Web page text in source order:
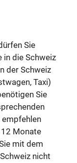
Sie
in die Schweiz
der Schweiz
Taxi)
Sie
empfehlen
Monate
mit dem
nicht